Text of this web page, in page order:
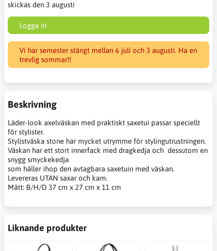
skickas den 3 augusti
Logga in
Vi har semester stängt mellan 6 juli och 3 augusti. Ha en
trevlig sommar!!
Beskrivning
Läder-look axelväskan med praktiskt saxetui passar speciellt
för stylister.
Stylistväska stone har mycket utrymme för stylingutrustningen.
Väskan har ett stort innerfack med dragkedja och dessutom en
snygg smyckekedja
som håller ihop den avtagbara saxetuin med väskan.
Levereras UTAN saxar och kam.
Mått: B/H/D 37 cm x 27 cm x 11 cm
Liknande produkter